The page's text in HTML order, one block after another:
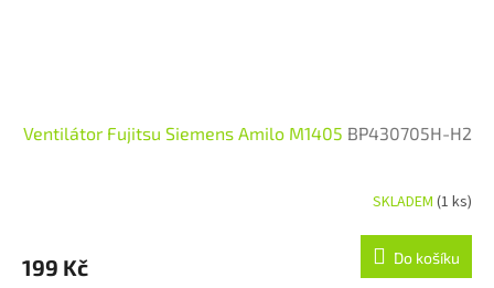
Ventilátor Fujitsu Siemens Amilo M1405 BP430705H-H2
SKLADEM (1 ks)
199 Kč Do košíku